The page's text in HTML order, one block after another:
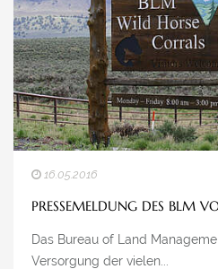
16.05.2016
PRESSEMELDUNG DES BLM
Das Bureau of Land
Versorgung der vielen...